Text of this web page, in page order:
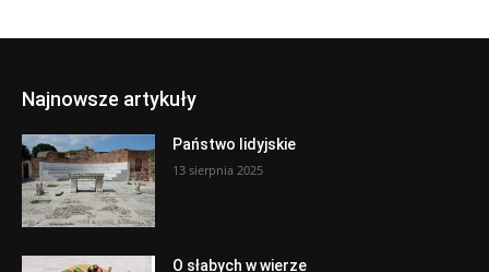
Najnowsze artykuły
Państwo lidyjskie
13 sierpnia 2025
O słabych w wierze